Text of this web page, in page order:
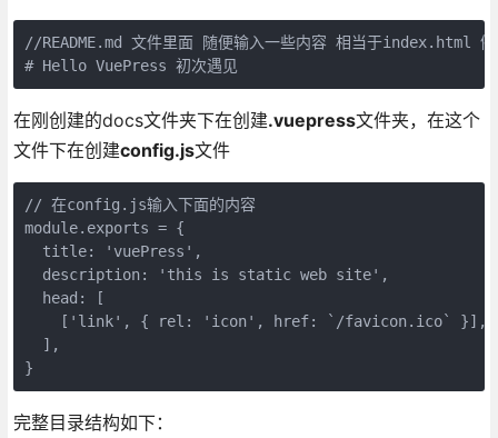
//README.md 文件里面 随便输入一些内容 相当于index.html 例
# Hello VuePress 初次遇见
在刚创建的docs文件夹下在创建.vuepress文件夹，在这个
文件下在创建config.js文件
// 在config.js输入下面的内容
module.exports = {
  title: 'vuePress',
  description: 'this is static web site',
  head: [
    ['link', { rel: 'icon', href: `/favicon.ico` }],
  ],
}
完整目录结构如下：